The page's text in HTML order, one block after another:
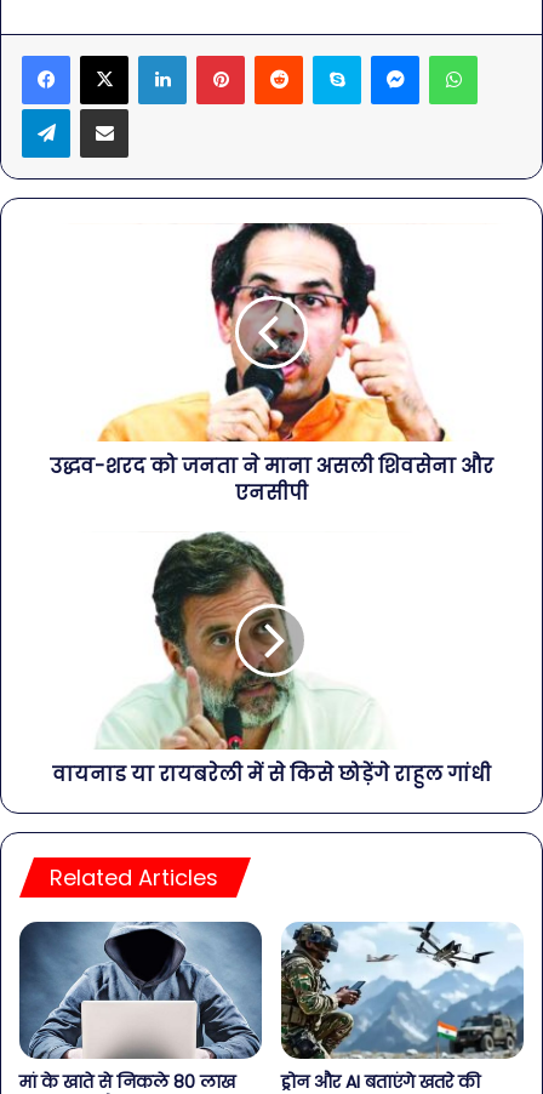
LinkedInPinterestReddit Skype Messenger
TelegramShare via Email
उद्धव-शरद को जनता ने माना असली शिवसेना और
एनसीपी
वायनाड या रायबरेली में से किसे छोड़ेंगे राहुल गांधी
Related Articles
मां के खाते से निकले 80 लाख
ड्रोन और AI बताएंगे खतरे की